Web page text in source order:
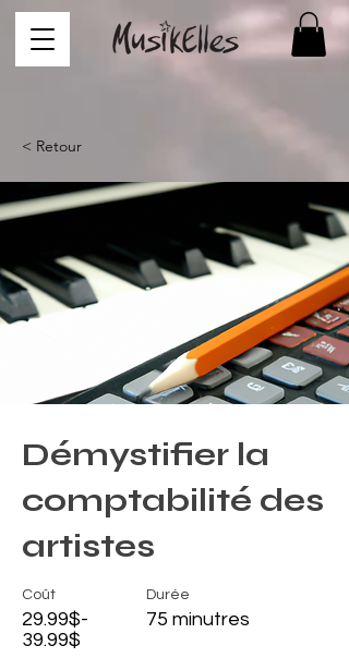
< Retour
Démystifier la
comptabilité des
artistes
Coût
29.99$-
39.99$
Durée
75 minutres